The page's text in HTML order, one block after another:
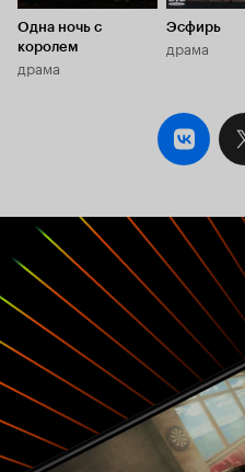
Одна ночь с
королем
драма
Эсфирь
драма